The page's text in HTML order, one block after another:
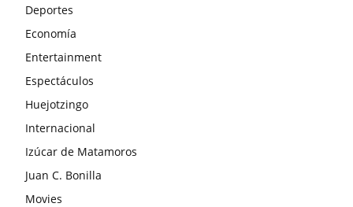
Deportes
Economía
Entertainment
Espectáculos
Huejotzingo
Internacional
Izúcar de Matamoros
Juan C. Bonilla
Movies